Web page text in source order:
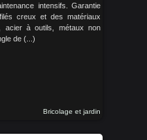
intensifs. Garantie
creux et des matériaux
acier à outils, métaux non
de (...)
Bricolage et jardin